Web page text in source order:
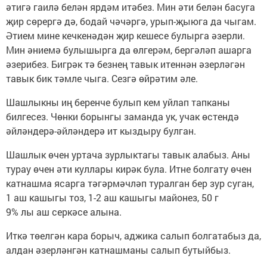
әтигә гаилә белән ярдәм итәбез. Мин әти белән басуга
җир сөрергә дә, бодай чәчәргә, урып-җыюга да чыгам.
Әтием мине кечкенәдән җир кешесе булырга әзерли.
Мин әниемә булышырга да өлгерәм, бергәләп ашарга
әзерибез. Бигрәк тә безнең тавык итеннән әзерләгән
тавык бик тәмле чыга. Сезгә өйрәтим әле.
Шашлыкны иң беренче булып кем уйлап тапканы
билгесез. Чөнки борынгы заманда ук, учак өстендә
әйләндерә-әйләндерә ит кыздыру булган.
Шашлык өчен уртача зурлыктагы тавык алабыз. Аны
турау өчен әти куллары кирәк була. Итне болгату өчен
катнашма ясарга тәгәрмәчләп туралган бер зур суган,
1 аш кашыгы тоз, 1-2 аш кашыгы майонез, 50 г
9% лы аш серкәсе алына.
Иткә төелгән кара борыч, аджика салып болгатабыз да,
алдан әзерләнгән катнашманы салып бутыйбыз.